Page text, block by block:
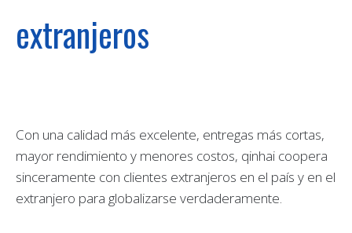
extranjeros
Con una calidad más excelente, entregas más cortas,
mayor rendimiento y menores costos, qinhai coopera
sinceramente con clientes extranjeros en el país y en el
extranjero para globalizarse verdaderamente.